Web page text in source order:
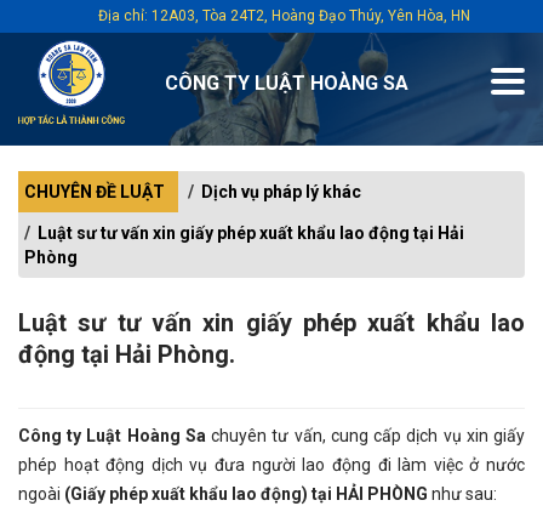
CÔNG TY LUẬT HOÀNG SA
Địa chỉ: 12A03, Tòa 24T2, Hoàng Đạo Thúy, Yên Hòa, HN
CHUYÊN ĐỀ LUẬT Dịch vụ pháp lý khác
Luật sư tư vấn xin giấy phép xuất khẩu lao động tại Hải
Phòng
Luật sư tư vấn xin giấy phép xuất khẩu lao
động tại Hải Phòng.
Công ty Luật Hoàng Sa chuyên tư vấn, cung cấp dịch vụ xin giấy
phép hoạt động dịch vụ đưa người lao động đi làm việc ở nước
ngoài (Giấy phép xuất khẩu lao động) tại HẢI PHÒNG như sau: